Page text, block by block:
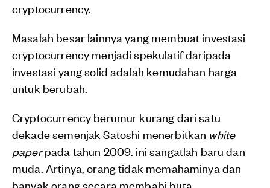
cryptocurrency.
Masalah besar lainnya yang membuat investasi
cryptocurrency menjadi spekulatif daripada
investasi yang solid adalah kemudahan harga
untuk berubah.
Cryptocurrency berumur kurang dari satu
dekade semenjak Satoshi menerbitkan white
paperpada tahun 2009. ini sangatlah baru dan
muda. Artinya, orang tidak memahaminya dan
banyak orang secara membabi buta